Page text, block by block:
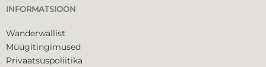
INFORMATSIOON
Wanderwallist
Müügitingimused
Privaatsuspoliitika